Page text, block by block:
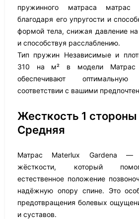
пружинного матраса матрас
благодаря его упругости и
формой тела, снижая давление
и способствуя расслаблению.
Тип пружин Независимые и
310 на м² в модели Матрас
обеспечивают
соответствии с вашими
Жесткость 1
Средняя
Матрас Materlux Gardena —
жёсткости, который
естественное положение
надёжную опору спине. Это
предотвращения болевых
и суставов.